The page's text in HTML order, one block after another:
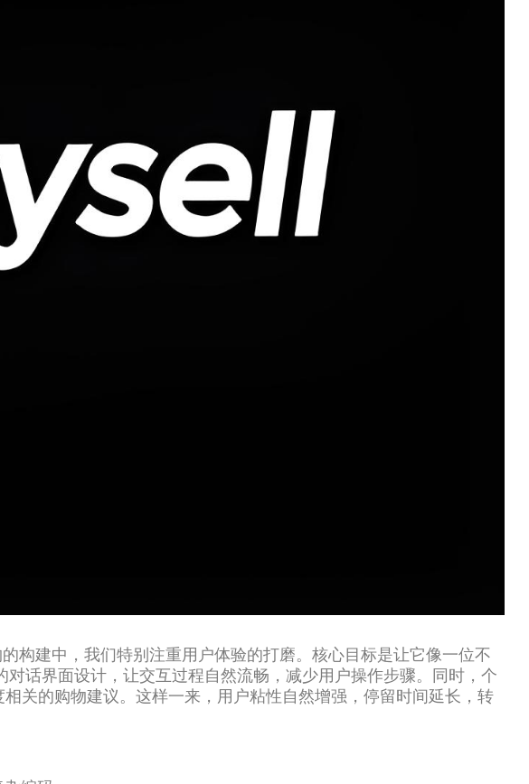
构建中，我们特别注重用户体验的打磨。核心目标是让它像一位不
话界面设计，让交互过程自然流畅，减少用户操作步骤。同时，个
关的购物建议。这样一来，用户粘性自然增强，停留时间延长，转